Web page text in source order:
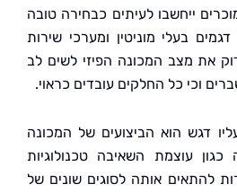
לעיתים כבחירה טובה
מוניטין ומערכי שירות
המכונה הפיזי לשים לב
החלקים עובדים כראוי.
הביצועים של המכונה
השאיבה טכנולוגיות
אותה לסוגים שונים של